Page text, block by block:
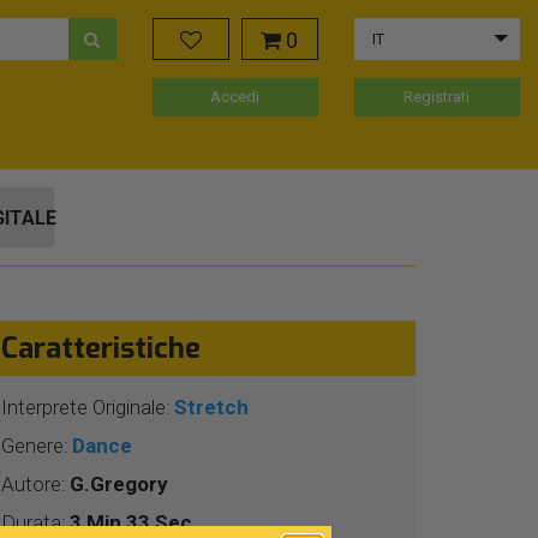
0 IT
Accedi Registrati
Caratteristiche
Interprete Originale: Stretch
Genere: Dance
Autore: G.Gregory
Durata:3 Min 33 Sec